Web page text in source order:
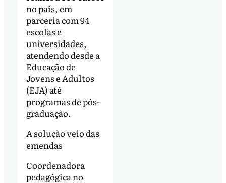
no país, em
parceria com 94
escolas e
universidades,
atendendo desde a
Educação de
Jovens e Adultos
(EJA) até
programas de pós-
graduação.
A solução veio das
emendas
Coordenadora
pedagógica no